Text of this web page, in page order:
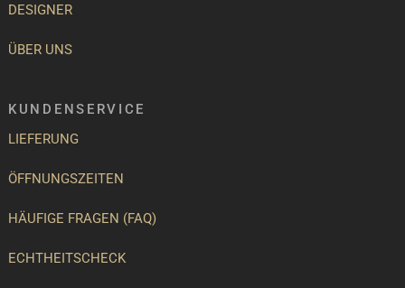
DESIGNER
ÜBER UNS
KUNDENSERVICE
LIEFERUNG
ÖFFNUNGSZEITEN
HÄUFIGE FRAGEN (FAQ)
ECHTHEITSCHECK